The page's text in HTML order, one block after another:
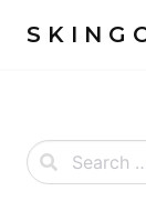
S K I N G